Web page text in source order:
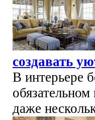
создавать
В интерьере
даже